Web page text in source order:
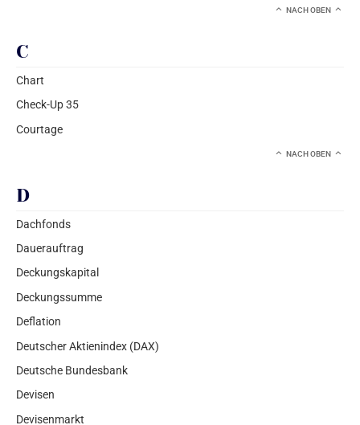
NACH OBEN
C
Chart
Check-Up 35
Courtage
NACH OBEN
D
Dachfonds
Dauerauftrag
Deckungskapital
Deckungssumme
Deflation
Deutscher Aktienindex (DAX)
Deutsche Bundesbank
Devisen
Devisenmarkt